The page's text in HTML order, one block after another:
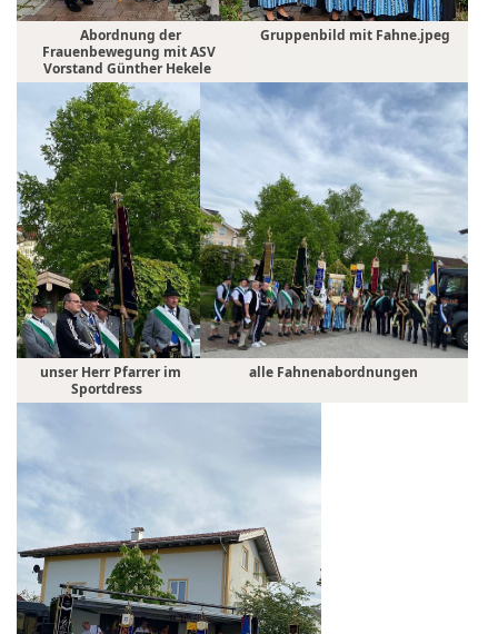
Abordnung der
Frauenbewegung mit ASV
Vorstand Günther Hekele
Gruppenbild mit Fahne.jpeg
unser Herr Pfarrer im
Sportdress
alle Fahnenabordnungen